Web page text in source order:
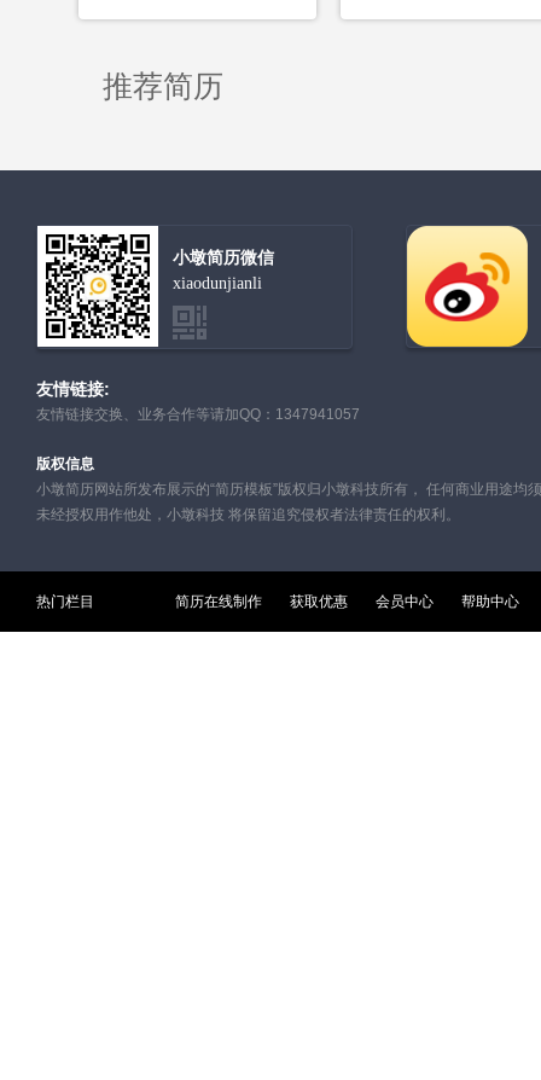
推荐简历
小墩简历微信
xiaodunjianli
友情链接:
友情链接交换、业务合作等请加QQ：1347941057
版权信息
小墩简历网站所发布展示的“简历模板”版权归小墩科技所有， 任何商业用途均
未经授权用作他处，小墩科技 将保留追究侵权者法律责任的权利。
热门栏目 简历在线制作 获取优惠 会员中心 帮助中心